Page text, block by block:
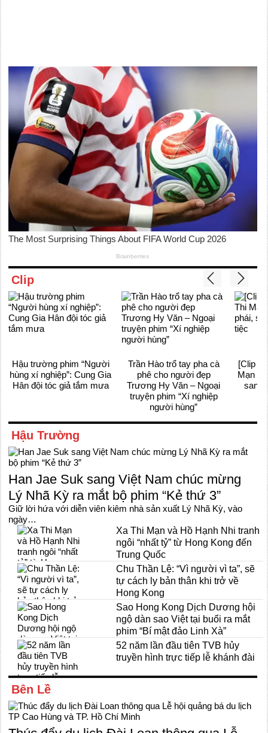
Clip
Hậu trường phim “Người
hùng xí nghiệp”: Cung Gia
Hân đội tóc giả tắm mưa
Trần Hào trổ tay pha cà
phê cho người đẹp
Trương Hy Văn – Ngoại
truyện phim “Xí nghiệp
người hùng”
[Clip –
Mạn
sang
Hậu Trường
Han Jae Suk sang Việt Nam chúc mừng
Lý Nhã Kỳ ra mắt bộ phim “Kẻ thứ 3”
Giữ lời hứa với diễn viên kiêm nhà sản xuất Lý Nhã Kỳ, vào
ngày…
Xa Thi Mạn và Hồ Hạnh Nhi tranh
ngôi “nhất tỷ” từ Hong Kong đến
Trung Quốc
Chu Thần Lệ: “Vì người vì ta”, sẽ
tự cách ly bản thân khi trở về
Hong Kong
Sao Hong Kong Dịch Dương hội
ngộ dàn sao Việt tại buổi ra mắt
phim “Bí mật đảo Linh Xà”
52 năm lần đầu tiên TVB hủy
truyền hình trực tiếp lễ khánh đài
Bên Lề